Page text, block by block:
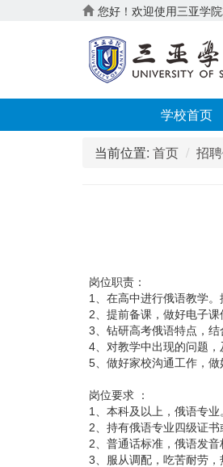
您好！欢迎使用三亚学
学校首页
当前位置: 首页 招
岗位职责：
1、在高中进行俄语教学
2、提前备课，做好电子
3、钻研高考俄语特点，结
4、对教学中出现的问题，
5、做好家校沟通工作，做
岗位要求 ：
1、本科及以上，俄语专业
2、持有俄语专业四级证书
2、普通话标准，俄语发音
3、服从调配，吃苦耐劳